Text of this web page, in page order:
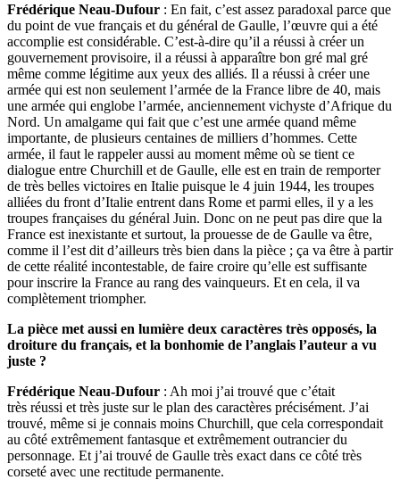
Frédérique Neau-Dufour : En fait, c’est assez paradoxal parce que
du point de vue français et du général de Gaulle, l’œuvre qui a été
accomplie est considérable. C’est-à-dire qu’il a réussi à créer un
gouvernement provisoire, il a réussi à apparaître bon gré mal gré
même comme légitime aux yeux des alliés. Il a réussi à créer une
armée qui est non seulement l’armée de la France libre de 40, mais
une armée qui englobe l’armée, anciennement vichyste d’Afrique du
Nord. Un amalgame qui fait que c’est une armée quand même
importante, de plusieurs centaines de milliers d’hommes. Cette
armée, il faut le rappeler aussi au moment même où se tient ce
dialogue entre Churchill et de Gaulle, elle est en train de remporter
de très belles victoires en Italie puisque le 4 juin 1944, les troupes
alliées du front d’Italie entrent dans Rome et parmi elles, il y a les
troupes françaises du général Juin. Donc on ne peut pas dire que la
France est inexistante et surtout, la prouesse de de Gaulle va être,
comme il l’est dit d’ailleurs très bien dans la pièce ; ça va être à partir
de cette réalité incontestable, de faire croire qu’elle est suffisante
pour inscrire la France au rang des vainqueurs. Et en cela, il va
complètement triompher.
La pièce met aussi en lumière deux caractères très opposés, la
droiture du français, et la bonhomie de l’anglais l’auteur a vu
juste ?
Frédérique Neau-Dufour : Ah moi j’ai trouvé que c’était
très réussi et très juste sur le plan des caractères précisément. J’ai
trouvé, même si je connais moins Churchill, que cela correspondait
au côté extrêmement fantasque et extrêmement outrancier du
personnage. Et j’ai trouvé de Gaulle très exact dans ce côté très
corseté avec une rectitude permanente.